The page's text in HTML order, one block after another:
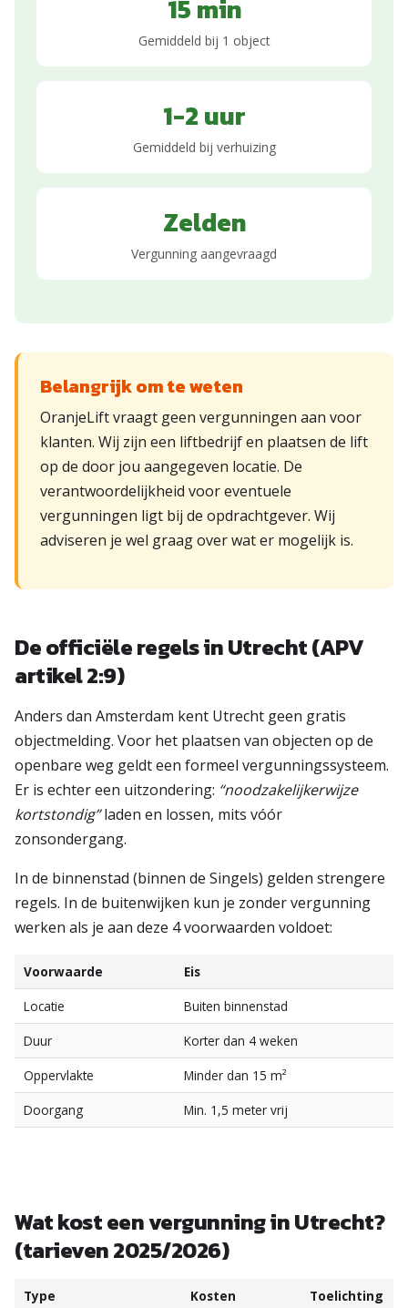
15 min
Gemiddeld bij 1 object
1-2 uur
Gemiddeld bij verhuizing
Zelden
Vergunning aangevraagd
Belangrijk om te weten
OranjeLift vraagt geen vergunningen aan voor
klanten. Wij zijn een liftbedrijf en plaatsen de lift
op de door jou aangegeven locatie. De
verantwoordelijkheid voor eventuele
vergunningen ligt bij de opdrachtgever. Wij
adviseren je wel graag over wat er mogelijk is.
De officiële regels in Utrecht (APV
artikel 2:9)
Anders dan Amsterdam kent Utrecht geen gratis
objectmelding. Voor het plaatsen van objecten op de
openbare weg geldt een formeel vergunningssysteem.
Er is echter een uitzondering: “noodzakelijkerwijze
kortstondig”laden en lossen, mits vóór
zonsondergang.
In de binnenstad (binnen de Singels) gelden strengere
regels. In de buitenwijken kun je zonder vergunning
werken als je aan deze 4 voorwaarden voldoet:
Voorwaarde
Eis
Locatie
Buiten binnenstad
Duur
Korter dan 4 weken
Oppervlakte
Minder dan 15 m²
Doorgang
Min. 1,5 meter vrij
Wat kost een vergunning in Utrecht?
(tarieven 2025/2026)
Type Kosten
Toelichting